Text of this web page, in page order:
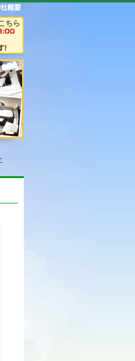
ちら